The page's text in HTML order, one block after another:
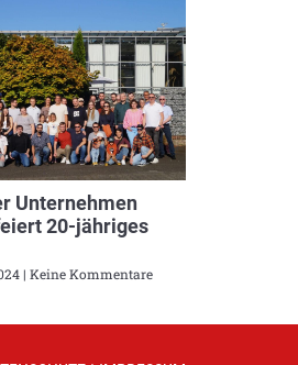
Unternehmen
20-jähriges
Keine Kommentare